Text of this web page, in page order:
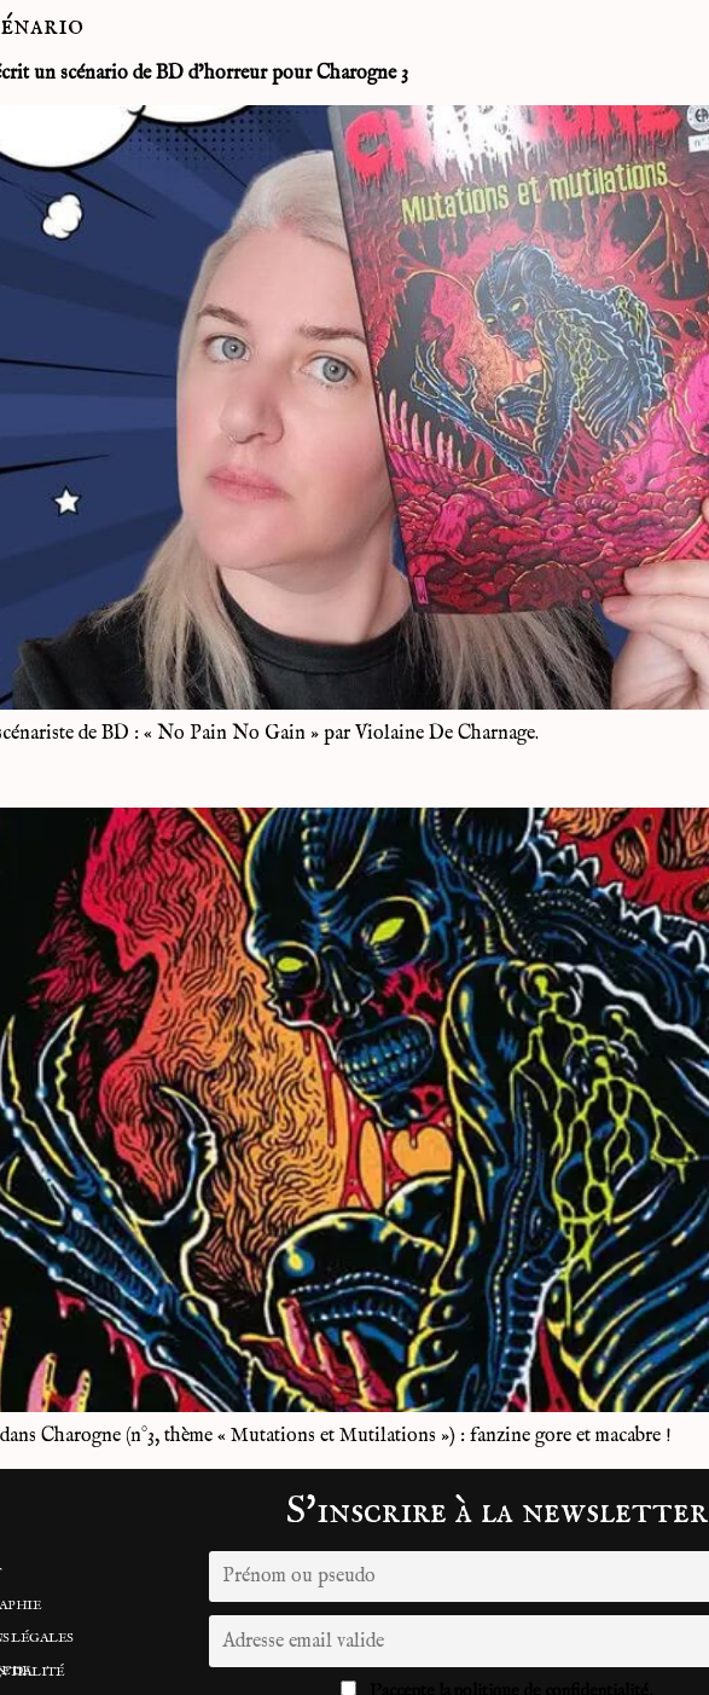
un scénario de BD d’horreur pour Charogne 3
de BD : « No Pain No Gain » par Violaine De Charnage.
Charogne (n°3, thème « Mutations et Mutilations ») : fanzine gore et macabre !
LÉGALES
S'inscrire à la newsletter